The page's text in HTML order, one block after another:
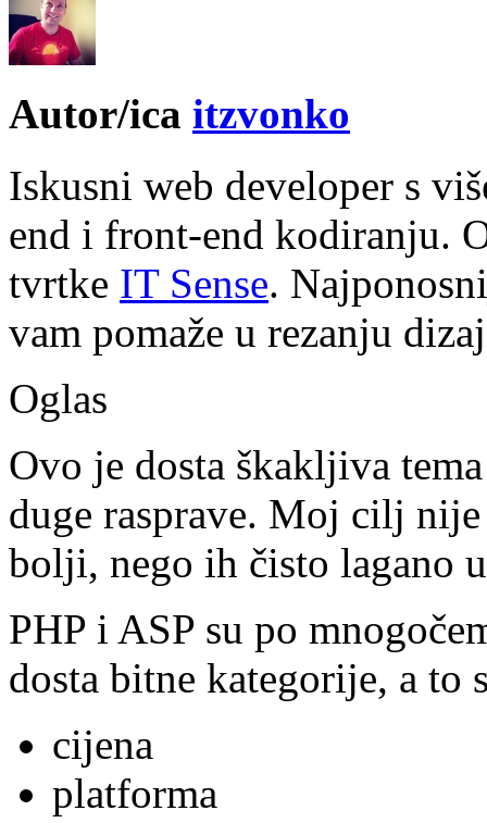
Autor/ica itzvonko
Iskusni web developer s
end i front-end kodiranju.
tvrtke IT Sense.
vam pomaže u rezanju
Oglas
Ovo je dosta škakljiva
duge rasprave. Moj cilj
bolji, nego ih čisto lagano
PHP i ASP su po
dosta bitne kategorije, a to
cijena
platforma